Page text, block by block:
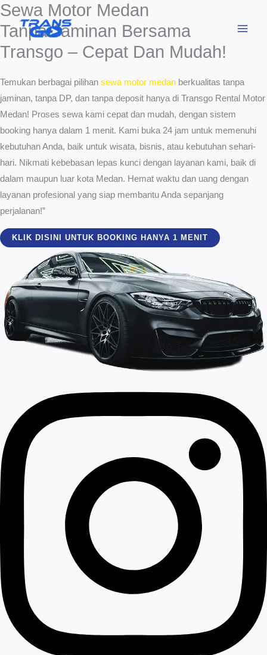
Lewati
ke
konten
Sewa Motor Medan
Tanpa Jaminan Bersama
Transgo – Cepat Dan Mudah!
Temukan berbagai pilihan sewa motor medan berkualitas tanpa
jaminan, tanpa DP, dan tanpa deposit hanya di Transgo Rental Motor
Medan! Proses sewa kami cepat dan mudah, dengan sistem
booking hanya dalam 1 menit. Kami buka 24 jam untuk memenuhi
kebutuhan Anda, baik untuk wisata, bisnis, atau kebutuhan sehari-
hari. Nikmati kebebasan lepas kunci dengan layanan kami, baik di
dalam maupun luar kota Medan. Hemat waktu dan uang dengan
layanan profesional yang siap membantu Anda sepanjang
perjalanan!”
KLIK DISINI UNTUK BOOKING HANYA 1 MENIT